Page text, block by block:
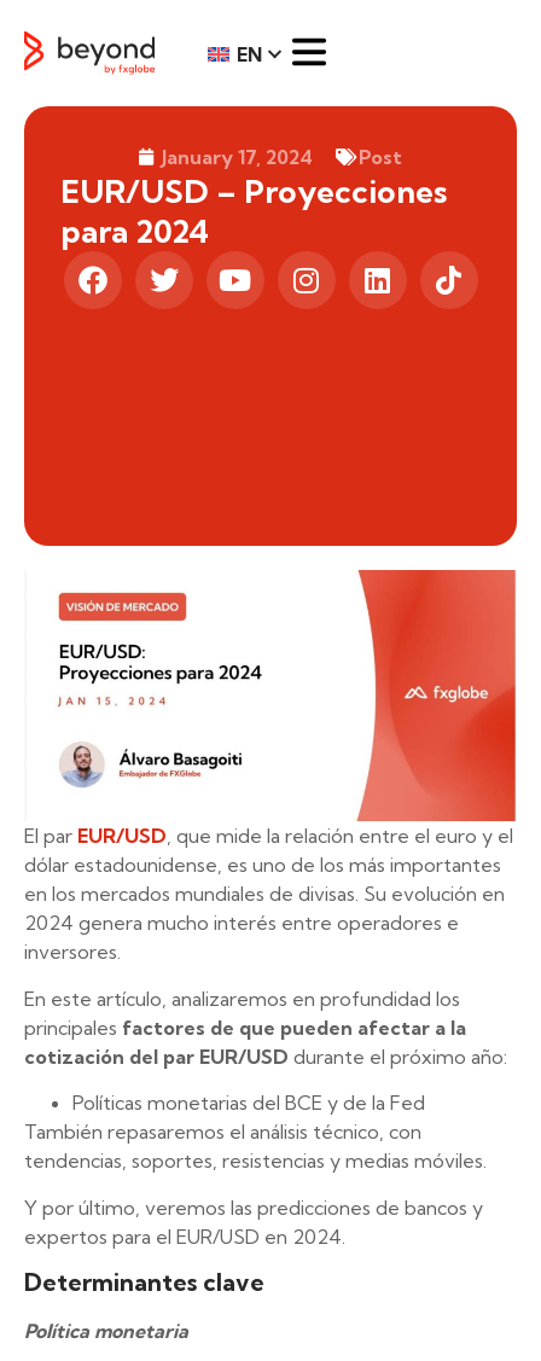
EN
January 17, 2024 Post
EUR/USD – Proyecciones
para 2024
El par EUR/USD, que mide la relación entre el euro y el
dólar estadounidense, es uno de los más importantes
en los mercados mundiales de divisas. Su evolución en
2024 genera mucho interés entre operadores e
inversores.
En este artículo, analizaremos en profundidad los
principales factores de que pueden afectar a la
cotización del par EUR/USD durante el próximo año:
Políticas monetarias del BCE y de la Fed
También repasaremos el análisis técnico, con
tendencias, soportes, resistencias y medias móviles.
Y por último, veremos las predicciones de bancos y
expertos para el EUR/USD en 2024.
Determinantes clave
Política monetaria